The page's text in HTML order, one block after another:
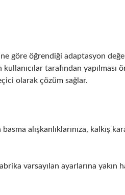
göre öğrendiği adaptasyon
tarafından
olarak çözüm sağlar.
alışkanlıklarınıza, kalkış
varsayılan ayarlarına yakın